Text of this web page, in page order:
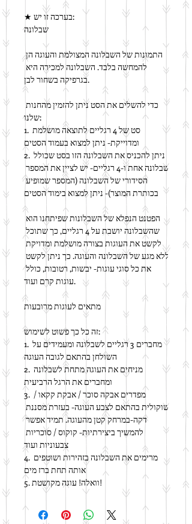
★ בערכה זו יש:
שבלונה
התמונות של השבלונה המצולמת והעוגה הן
בגרפיקה בשחור לבן.
שלנו:
1. סט של 4 רגליים לתוצאה מושלמת
ומדוייקת- ניתן למצוא בעמוד הסטים
2. ניתן להכניס את השבלונה הזו בסט שכולל
הסידורי של השבלונה (המספר שמופיע
בכותרת המוצר)- ניתן למצוא בימוד הסטים
את כל סוגי עוגות- יבשות, רטובות, כולל
עוגות קרם ועוד.
זה כל כך פשוט לשימוש:
1. מחברים 3 רגליים לשבלונה ומעמידים על
השולחן בהתאם לגובה העוגה
2. מניחים את העוגה מתחת לשבלונה
ומחברים את הרגל הרביעית
3. מפדרים אבקה סוכר / אבקת קקאו /
דקה-במרחק קטן מהעוגה. תמיד אפשר
צבעוניות ועוד
4. מרימים את השבלונה בזהירות ושוטפים
אותה תחת ברז מים
5. וואלה! עוגה מקושטת!